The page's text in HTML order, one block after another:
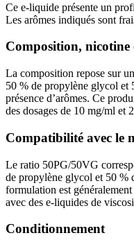
Ce e-liquide présente un
Les arômes indiqués sont
Composition,
La composition repose sur
50 % de propylène glycol et
présence d’arômes. Ce
des dosages de 10 mg/ml et
Compatibilité avec le
Le ratio 50PG/50VG
de propylène glycol et 50 %
formulation est
avec des e-liquides de
Conditionnement